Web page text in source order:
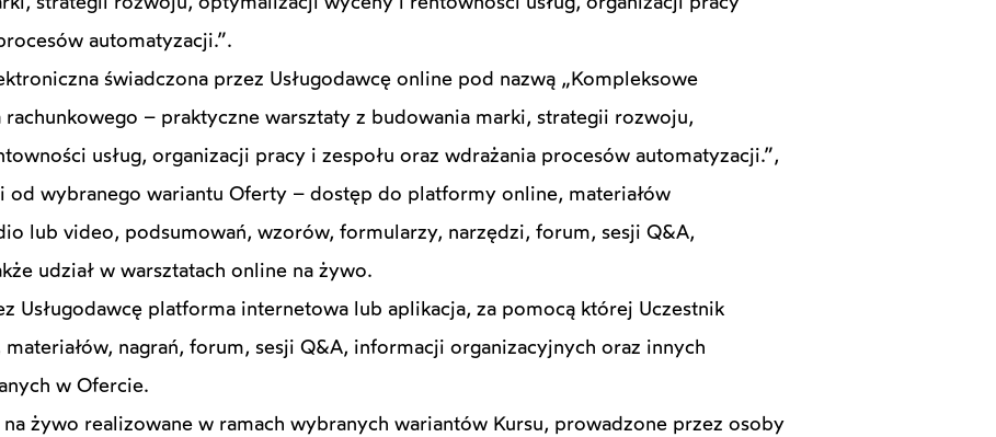
automatyzacji.”.
świadczona przez Usługodawcę online pod nazwą „Kompleksowe
– praktyczne warsztaty z budowania marki, strategii rozwoju,
usług, organizacji pracy i zespołu oraz wdrażania procesów automatyzacji.”,
od wybranego wariantu Oferty – dostęp do platformy online, materiałów
lub video, podsumowań, wzorów, formularzy, narzędzi, forum, sesji Q&A,
udział w warsztatach online na żywo.
Usługodawcę platforma internetowa lub aplikacja, za pomocą której Uczestnik
nagrań, forum, sesji Q&A, informacji organizacyjnych oraz innych
w Ofercie.
żywo realizowane w ramach wybranych wariantów Kursu, prowadzone przez osoby